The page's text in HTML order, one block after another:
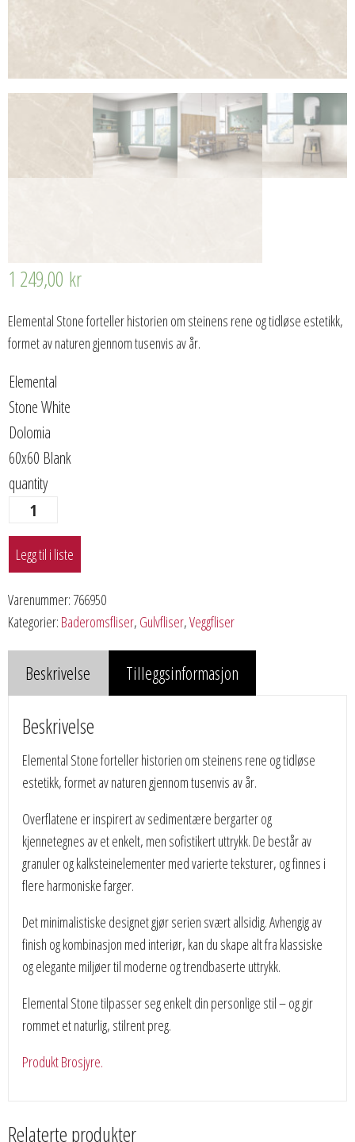
1 249,00 kr
Elemental Stone forteller historien om steinens rene og tidløse estetikk,
formet av naturen gjennom tusenvis av år.
Elemental
Stone White
Dolomia
60x60 Blank
quantity
Legg til i liste
Varenummer: 766950
Kategorier: Baderomsfliser, Gulvfliser,Veggfliser
Beskrivelse Tilleggsinformasjon
Beskrivelse
Elemental Stone forteller historien om steinens rene og tidløse
estetikk, formet av naturen gjennom tusenvis av år.
Overflatene er inspirert av sedimentære bergarter og
kjennetegnes av et enkelt, men sofistikert uttrykk. De består av
granuler og kalksteinelementer med varierte teksturer, og finnes i
flere harmoniske farger.
Det minimalistiske designet gjør serien svært allsidig. Avhengig av
finish og kombinasjon med interiør, kan du skape alt fra klassiske
og elegante miljøer til moderne og trendbaserte uttrykk.
Elemental Stone tilpasser seg enkelt din personlige stil – og gir
rommet et naturlig, stilrent preg.
Produkt Brosjyre.
Relaterte produkter